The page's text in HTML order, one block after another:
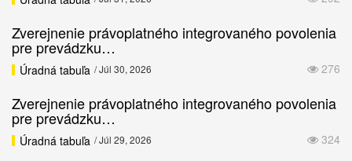
Zverejnenie právoplatného integrovaného povolenia
pre prevádzku…
276
Úradná tabuľa / Júl 30, 2026
Zverejnenie právoplatného integrovaného povolenia
pre prevádzku…
324
Úradná tabuľa / Júl 29, 2026